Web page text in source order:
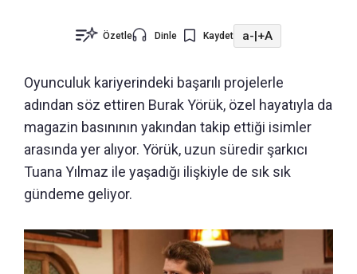
Özetle Dinle Kaydet a-|+A
Oyunculuk kariyerindeki başarılı projelerle
adından söz ettiren Burak Yörük, özel hayatıyla da
magazin basınının yakından takip ettiği isimler
arasında yer alıyor. Yörük, uzun süredir şarkıcı
Tuana Yılmaz ile yaşadığı ilişkiyle de sık sık
gündeme geliyor.